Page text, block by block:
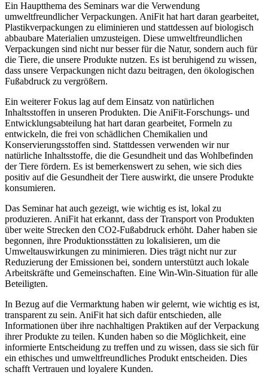
Ein Hauptthema des Seminars war die Verwendung‌
umweltfreundlicher Verpackungen. AniFit hat hart daran gearbeitet,
‌Plastikverpackungen zu eliminieren und stattdessen auf biologisch
abbaubare Materialien umzusteigen. Diese umweltfreundlichen
Verpackungen sind nicht nur besser für die Natur, sondern auch für
die Tiere, ‍die unsere Produkte nutzen. Es​ ist beruhigend zu wissen,
dass unsere Verpackungen nicht dazu beitragen, den ökologischen
Fußabdruck zu vergrößern.
Ein weiterer Fokus lag auf dem Einsatz von natürlichen
Inhaltsstoffen in unseren Produkten. Die AniFit-Forschungs- und
Entwicklungsabteilung hat hart daran gearbeitet, Formeln zu
entwickeln, die frei von schädlichen Chemikalien⁢ und
Konservierungsstoffen sind. Stattdessen verwenden wir nur
natürliche‍ Inhaltsstoffe, die die Gesundheit und ​das ‌Wohlbefinden
der⁤ Tiere fördern. Es ist⁣ bemerkenswert zu sehen, ‍wie sich dies
positiv auf die Gesundheit der Tiere auswirkt, ​die unsere Produkte
konsumieren.
Das Seminar ​hat auch gezeigt, wie wichtig es ist, lokal zu
produzieren. AniFit hat erkannt, dass der Transport von Produkten
über weite Strecken den CO2-Fußabdruck ⁤erhöht. Daher haben sie
begonnen, ihre Produktionsstätten zu lokalisieren, um die
Umweltauswirkungen zu minimieren. Dies trägt nicht‍ nur zur
Reduzierung der Emissionen bei,⁢ sondern unterstützt auch lokale
Arbeitskräfte und Gemeinschaften. ⁢Eine Win-Win-Situation für alle
Beteiligten.
In Bezug auf die Vermarktung haben wir gelernt, wie wichtig ⁤es ist,
transparent zu sein.⁢ AniFit hat sich dafür entschieden,⁢ alle
Informationen über ihre nachhaltigen Praktiken auf der Verpackung
ihrer Produkte zu teilen. Kunden haben⁤ so die Möglichkeit, eine
informierte Entscheidung zu treffen und zu wissen, dass sie sich für
ein⁢ ethisches und ⁤umweltfreundliches Produkt entscheiden. Dies
schafft Vertrauen und loyalere‍ Kunden.